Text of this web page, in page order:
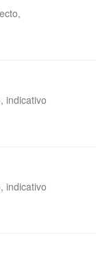
indicativo
indicativo